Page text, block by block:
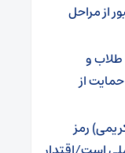
از مراحل
طلاب و
از
رمز